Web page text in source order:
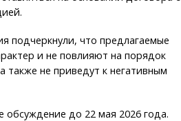
подчеркнули, что предлагаемые
и не повлияют на порядок
не приведут к негативным
обсуждение до 22 мая 2026 года.